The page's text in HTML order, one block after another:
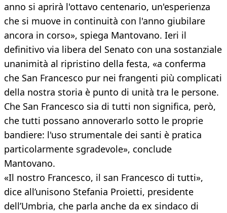
anno si aprirà l'ottavo centenario, un'esperienza
che si muove in continuità con l'anno giubilare
ancora in corso», spiega Mantovano. Ieri il
definitivo via libera del Senato con una sostanziale
unanimità al ripristino della festa, «a conferma
che San Francesco pur nei frangenti più complicati
della nostra storia è punto di unità tra le persone.
Che San Francesco sia di tutti non significa, però,
che tutti possano annoverarlo sotto le proprie
bandiere: l'uso strumentale dei santi è pratica
particolarmente sgradevole», conclude
Mantovano.
«Il nostro Francesco, il san Francesco di tutti»,
dice all’unisono Stefania Proietti, presidente
dell’Umbria, che parla anche da ex sindaco di